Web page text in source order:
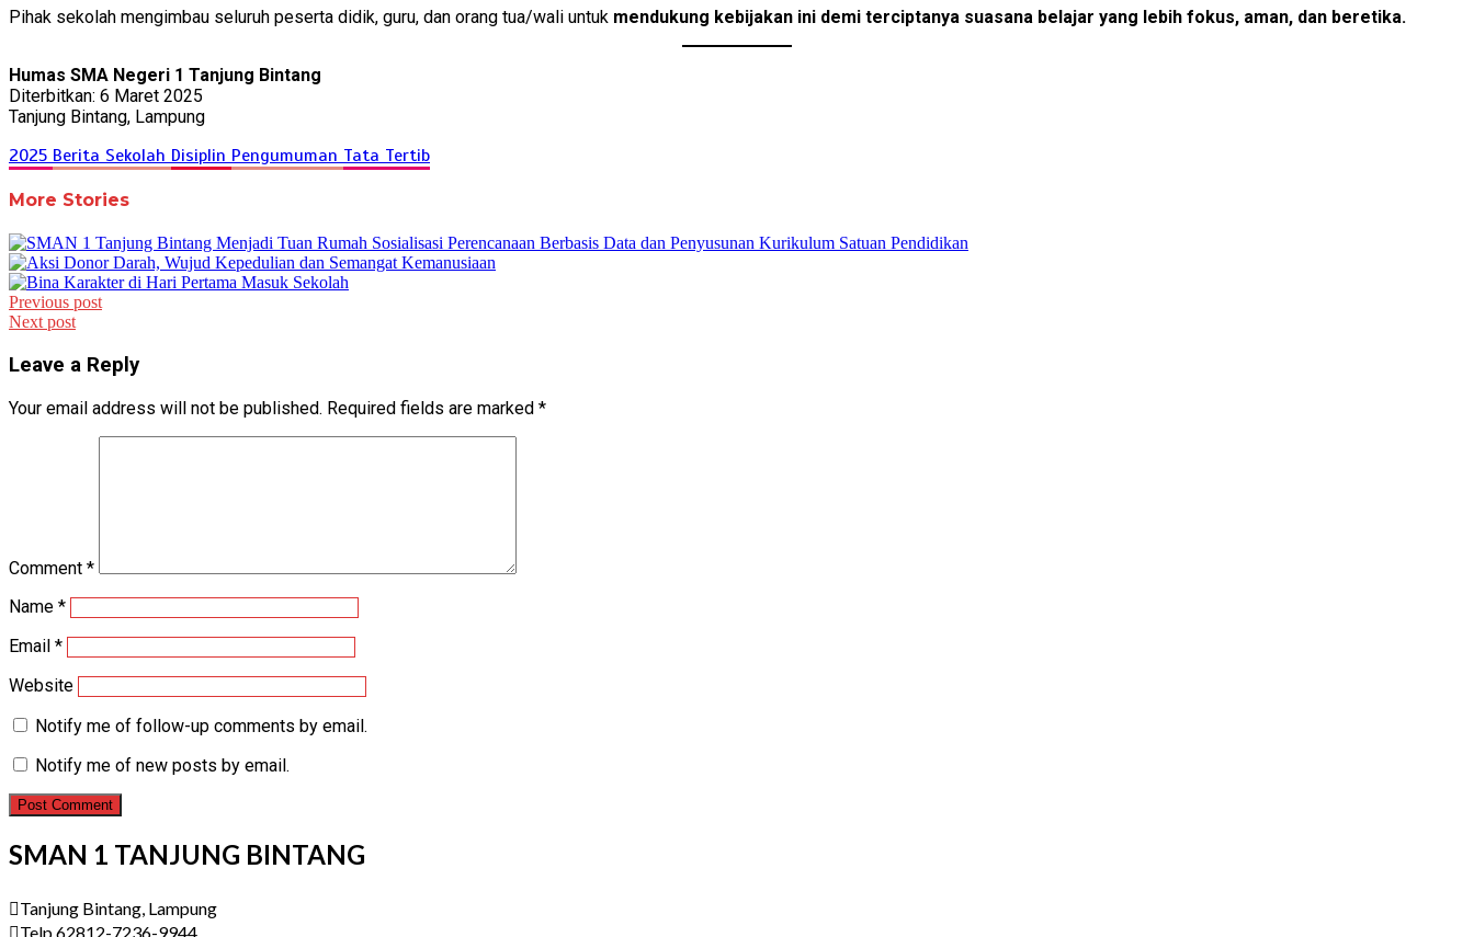
Pihak sekolah mengimbau seluruh peserta didik, guru, dan orang tua/wali untuk mendukung kebijakan ini demi terciptanya suasana belajar yang lebih fokus, aman, dan beretika.
Humas SMA Negeri 1 Tanjung Bintang
Diterbitkan: 6 Maret 2025
Tanjung Bintang, Lampung
2025 Berita Sekolah Disiplin Pengumuman Tata Tertib
More Stories
Post
navigation
Previous post
Next post
Leave a Reply
Your email address will not be published. Required fields are marked *
Comment *
Name *
Email *
Website
Notify me of follow-up comments by email.
Notify me of new posts by email.
SMAN 1 TANJUNG BINTANG
Tanjung Bintang, Lampung
Telp 62812-7236-9944